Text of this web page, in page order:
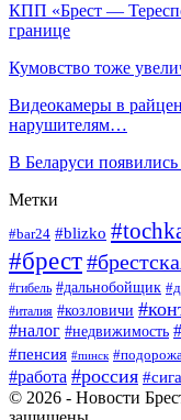
КПП «Брест —
границе
Кумовство тоже
Видеокамеры в
нарушителям…
В Беларуси
Метки
#bar24 #blizko
#брест
#гибель #дальнобойщик
#италия #козловичи
#налог #недвижимость
#пенсия #пинск
#работа #россия
© 2026 - Новости